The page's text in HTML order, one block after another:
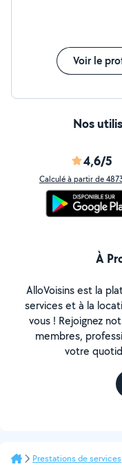
Voir le
Nos
4,6/5
Calculé à partir de
À
AlloVoisins est la
services et à la
vous ! Rejoignez
membres,
votre
Prestations de services